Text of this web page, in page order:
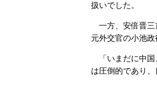
扱いでした。
一方、安倍晋三
元外交官の小池政
「いまだに中国
は圧倒的であり